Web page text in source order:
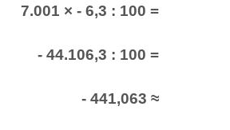
7.001 × - 6,3 : 100 =
- 44.106,3 : 100 =
- 441,063 ≈